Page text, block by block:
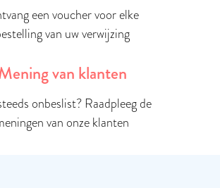
een voucher voor elke
van uw verwijzing
van klanten
onbeslist? Raadpleeg de
van onze klanten